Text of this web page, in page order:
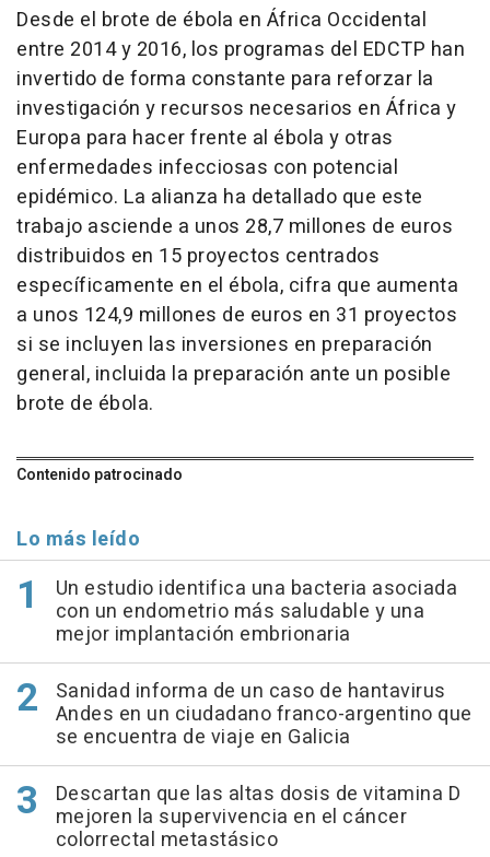
Desde el brote de ébola en África Occidental
entre 2014 y 2016, los programas del EDCTP han
invertido de forma constante para reforzar la
investigación y recursos necesarios en África y
Europa para hacer frente al ébola y otras
enfermedades infecciosas con potencial
epidémico. La alianza ha detallado que este
trabajo asciende a unos 28,7 millones de euros
distribuidos en 15 proyectos centrados
específicamente en el ébola, cifra que aumenta
a unos 124,9 millones de euros en 31 proyectos
si se incluyen las inversiones en preparación
general, incluida la preparación ante un posible
brote de ébola.
Contenido patrocinado
Lo más leído
Un estudio identifica una bacteria asociada
con un endometrio más saludable y una
mejor implantación embrionaria
Sanidad informa de un caso de hantavirus
Andes en un ciudadano franco-argentino que
se encuentra de viaje en Galicia
Descartan que las altas dosis de vitamina D
mejoren la supervivencia en el cáncer
colorrectal metastásico